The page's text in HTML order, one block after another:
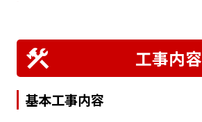
工事内容
基本工事内容